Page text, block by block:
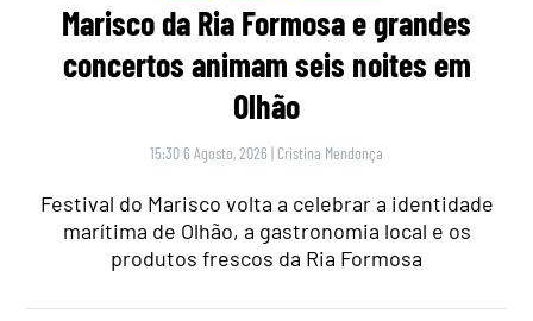
Marisco da Ria Formosa e grandes
concertos animam seis noites em
Olhão
15:30 6 Agosto, 2026 | Cristina Mendonça
Festival do Marisco volta a celebrar a identidade
marítima de Olhão, a gastronomia local e os
produtos frescos da Ria Formosa